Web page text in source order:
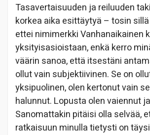
Tasavertaisuuden ja reiluuden
korkea aika esittäytyä – tosin
ettei nimimerkki Vanhanaikainen
yksityisasioistaan, enkä kerro
väärin sanoa, että itsestäni
ollut vain subjektiivinen. Se on
yksipuolinen, olen kertonut vain
halunnut. Lopusta olen vaiennut
Sanomattakin pitäisi olla selvää,
ratkaisuun minulla tietysti on